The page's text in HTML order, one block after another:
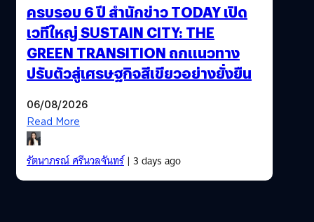
ครบรอบ 6 ปี สำนักข่าว TODAY เปิด
เวทีใหญ่ SUSTAIN CITY: THE
GREEN TRANSITION ถกแนวทาง
ปรับตัวสู่เศรษฐกิจสีเขียวอย่างยั่งยืน
06/08/2026
Read More
รัตนาภรณ์ ศรีนวลจันทร์| 3 days ago